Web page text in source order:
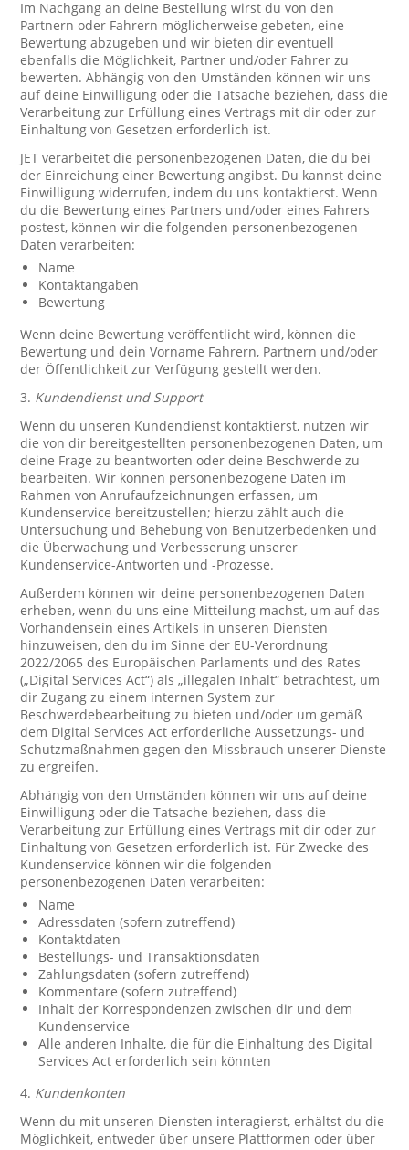
Im Nachgang an deine Bestellung wirst du von den
Partnern oder Fahrern möglicherweise gebeten, eine
Bewertung abzugeben und wir bieten dir eventuell
ebenfalls die Möglichkeit, Partner und/oder Fahrer zu
bewerten. Abhängig von den Umständen können wir uns
auf deine Einwilligung oder die Tatsache beziehen, dass die
Verarbeitung zur Erfüllung eines Vertrags mit dir oder zur
Einhaltung von Gesetzen erforderlich ist.
JET verarbeitet die personenbezogenen Daten, die du bei
der Einreichung einer Bewertung angibst. Du kannst deine
Einwilligung widerrufen, indem du uns kontaktierst. Wenn
du die Bewertung eines Partners und/oder eines Fahrers
postest, können wir die folgenden personenbezogenen
Daten verarbeiten:
Name
Kontaktangaben
Bewertung
Wenn deine Bewertung veröffentlicht wird, können die
Bewertung und dein Vorname Fahrern, Partnern und/oder
der Öffentlichkeit zur Verfügung gestellt werden.
3. Kundendienst und Support
Wenn du unseren Kundendienst kontaktierst, nutzen wir
die von dir bereitgestellten personenbezogenen Daten, um
deine Frage zu beantworten oder deine Beschwerde zu
bearbeiten. Wir können personenbezogene Daten im
Rahmen von Anrufaufzeichnungen erfassen, um
Kundenservice bereitzustellen; hierzu zählt auch die
Untersuchung und Behebung von Benutzerbedenken und
die Überwachung und Verbesserung unserer
Kundenservice-Antworten und -Prozesse.
Außerdem können wir deine personenbezogenen Daten
erheben, wenn du uns eine Mitteilung machst, um auf das
Vorhandensein eines Artikels in unseren Diensten
hinzuweisen, den du im Sinne der EU-Verordnung
2022/2065 des Europäischen Parlaments und des Rates
(„Digital Services Act“) als „illegalen Inhalt“ betrachtest, um
dir Zugang zu einem internen System zur
Beschwerdebearbeitung zu bieten und/oder um gemäß
dem Digital Services Act erforderliche Aussetzungs- und
Schutzmaßnahmen gegen den Missbrauch unserer Dienste
zu ergreifen.
Abhängig von den Umständen können wir uns auf deine
Einwilligung oder die Tatsache beziehen, dass die
Verarbeitung zur Erfüllung eines Vertrags mit dir oder zur
Einhaltung von Gesetzen erforderlich ist. Für Zwecke des
Kundenservice können wir die folgenden
personenbezogenen Daten verarbeiten:
Name
Adressdaten (sofern zutreffend)
Kontaktdaten
Bestellungs- und Transaktionsdaten
Zahlungsdaten (sofern zutreffend)
Kommentare (sofern zutreffend)
Inhalt der Korrespondenzen zwischen dir und dem
Kundenservice
Alle anderen Inhalte, die für die Einhaltung des Digital
Services Act erforderlich sein könnten
4. Kundenkonten
Wenn du mit unseren Diensten interagierst, erhältst du die
Möglichkeit, entweder über unsere Plattformen oder über